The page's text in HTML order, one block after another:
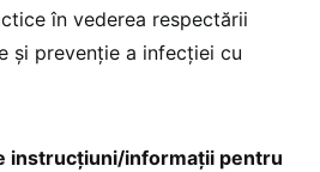
în vederea respectării
şi prevenţie a infecţiei cu
instrucţiuni/informaţii pentru